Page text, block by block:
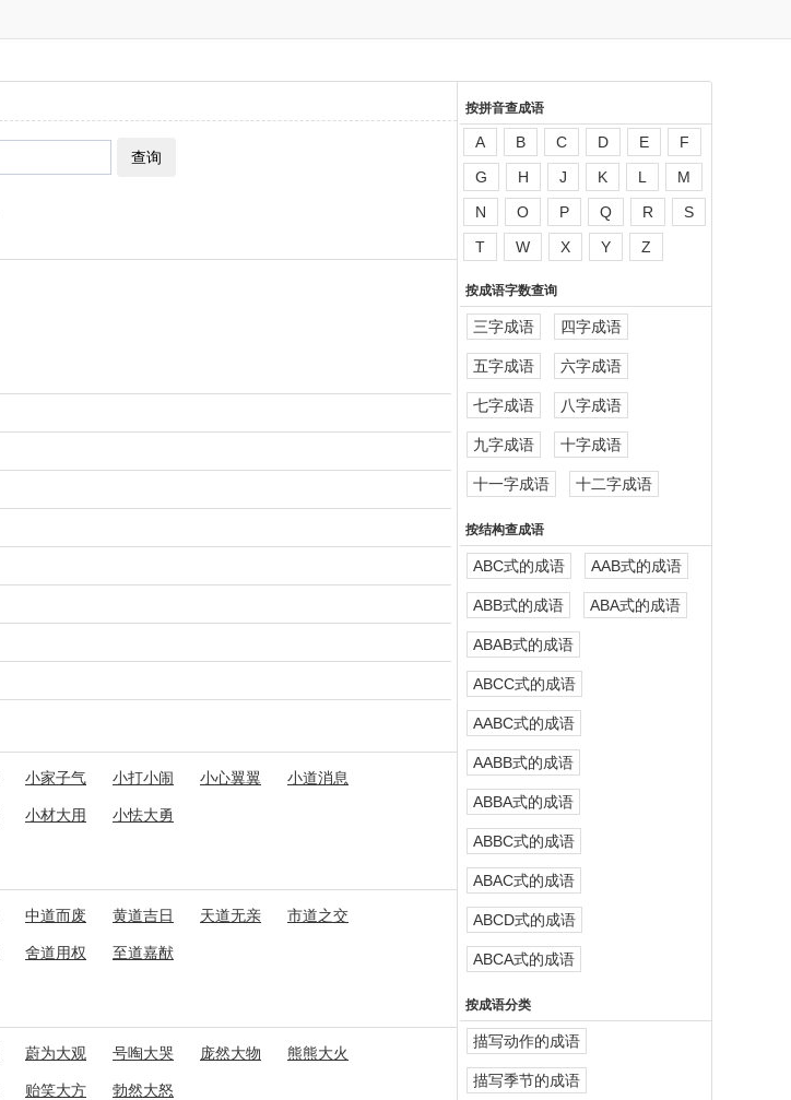
查询
小家子气 小打小闹 小心翼翼 小道消息
小材大用 小怯大勇
中道而废 黄道吉日 天道无亲 市道之交
舍道用权 至道嘉猷
蔚为大观 号啕大哭 庞然大物 熊熊大火
贻笑大方 勃然大怒
按拼音查成语
A B C D E
F
G
H J K L
M
N
O P Q R
S
T
W X Y Z
按成语字数查询
三字成语 四字成语
五字成语 六字成语
七字成语 八字成语
九字成语 十字成语
十一字成语 十二字成语
按结构查成语
ABC式的成语 AAB式的成语
ABB式的成语 ABA式的成语
ABAB式的成语
ABCC式的成语
AABC式的成语
AABB式的成语
ABBA式的成语
ABBC式的成语
ABAC式的成语
ABCD式的成语
ABCA式的成语
按成语分类
描写动作的成语
描写季节的成语